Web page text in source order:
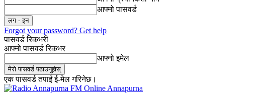
आफ्नो पासवर्ड
Forgot your password? Get help
पासवर्ड रिकभरी
आफ्नो पासवर्ड रिकभर
आफ्नो इमेल
एक पासवर्ड तपाईं ई-मेल गरिनेछ।
Online Annapurna